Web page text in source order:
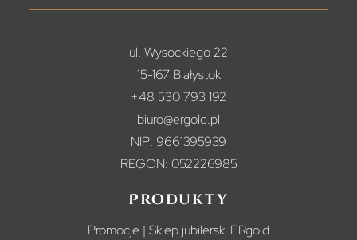
ul. Wysockiego 22
15-167 Białystok
+48 530 793 192
biuro@ergold.pl
NIP: 9661395939
REGON: 052226985
Produkty
Promocje | Sklep jubilerski ERgold